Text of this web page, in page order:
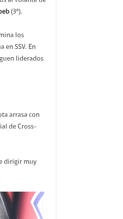
(3º).
los
en SSV. En
liderados
arrasa con
de Cross-
dirigir muy